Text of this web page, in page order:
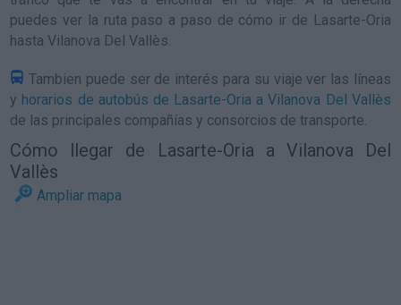
puedes ver la ruta paso a paso de cómo ir de Lasarte-Oria
hasta Vilanova Del Vallès.
Tambien puede ser de interés para su viaje ver las líneas
y horarios de autobús de Lasarte-Oria a Vilanova Del Vallès
de las principales compañías y consorcios de transporte.
Cómo llegar de Lasarte-Oria a Vilanova Del
Vallès
Ampliar mapa